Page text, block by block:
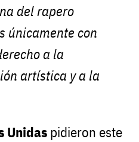
del rapero
únicamente con
a la
artística y a la
Unidas pidieron este